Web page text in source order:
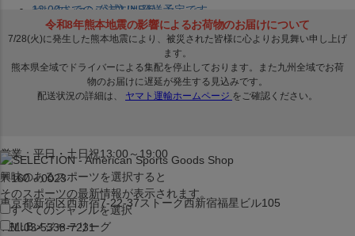
セレクション公式LINE@
営業：平日・土日祝13:00～19:00
〒160－0023
東京都新宿区西新宿7-22-37ストーク西新宿福星ビル105
TEL:03-5338-7231
12:00までのご注文は発送予定です。
在庫品は 1-3営業日内で発送!! ※お取寄せ商品は対象外
興味のあるスポーツを選択すると
そのスポーツの最新情報が表示されます。
すべてのジャンルを選択
MLBメジャーリーグ